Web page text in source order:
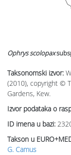
Taksonomski izvor:
(2010), copyright ©
Gardens, Kew.
Izvor podataka o
ID imena u bazi:
Takson u
G. Camus
Ophrys scolopax